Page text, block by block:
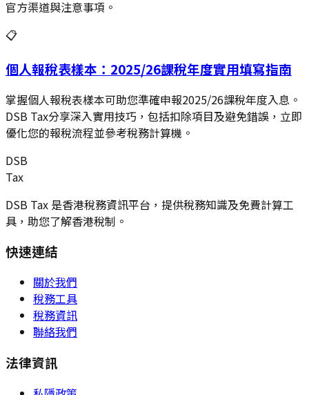
官方渠道與注意事項。
📋
個人報稅表樣本：2025/26課稅年度實用填寫指南
掌握個人報稅表樣本可助您準確申報2025/26課稅年度入息。
DSB Tax分享深入實用技巧，包括扣除項目及避免錯誤，立即
優化您的報稅流程並參考稅務計算機。
DSB
Tax
DSB Tax 是香港稅務資訊平台，提供稅務知識及免費計算工
具，助您了解香港稅制。
快速連結
關於我們
稅務工具
稅務資訊
聯絡我們
法律資訊